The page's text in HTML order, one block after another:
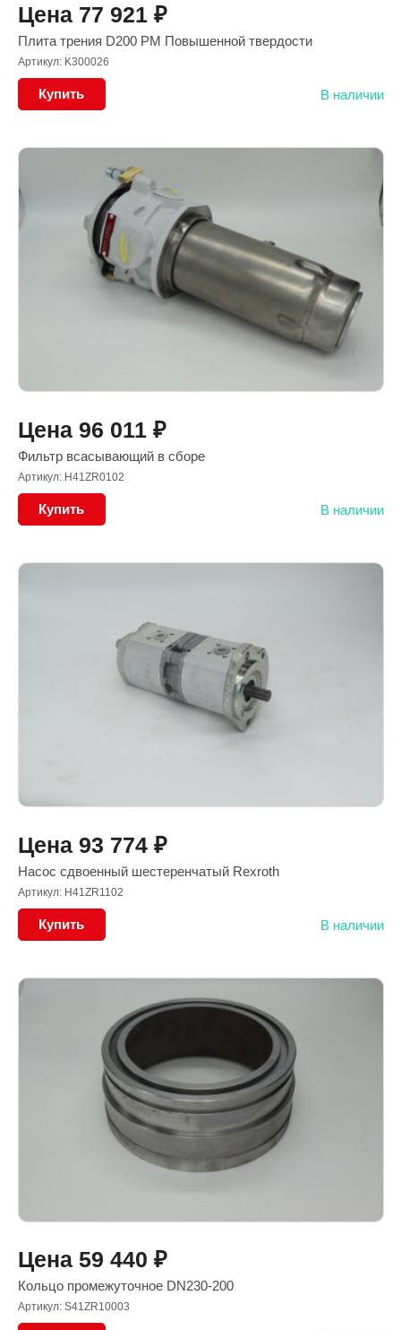
Цена 77 921 ₽
Плита трения D200 PM Повышенной твердости
Артикул: K300026
Купить В наличии
Цена 96 011 ₽
Фильтр всасывающий в сборе
Артикул: H41ZR0102
Купить В наличии
Цена 93 774 ₽
Насос сдвоенный шестеренчатый Rexroth
Артикул: H41ZR1102
Купить В наличии
Цена 59 440 ₽
Кольцо промежуточное DN230-200
Артикул: S41ZR10003